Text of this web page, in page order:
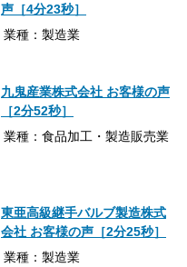
声［4分23秒］
業種：製造業
九鬼産業株式会社 お客様の声
［2分52秒］
業種：食品加工・製造販売業
東亜高級継手バルブ製造株式
会社 お客様の声［2分25秒］
業種：製造業